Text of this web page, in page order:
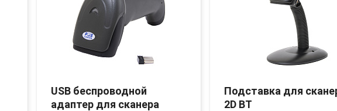
USB беспроводной
адаптер для сканера
Подставка для
2D BT